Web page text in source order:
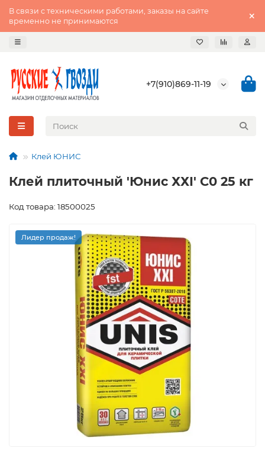
В связи с техническими работами, заказы на сайте
временно не принимаются
+7(910)869-11-19
Клей ЮНИС
Клей плиточный 'Юнис ХХI' С0 25 кг
Код товара: 18500025
Лидер продаж!